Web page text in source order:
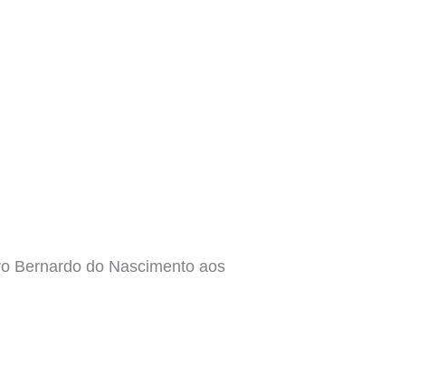
Bernardo do Nascimento aos